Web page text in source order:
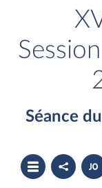
Séance
Ouvrir
le
sommaire
Partager
le
compte
au